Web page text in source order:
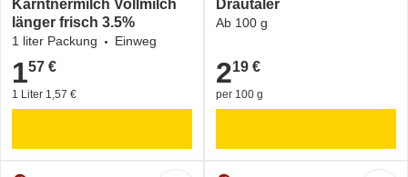
Kärntnermilch Vollmilch
länger frisch 3.5%
1 liter Packung Einweg
1,57 €
157 €
1 Liter 1,57 €
Drautaler
Ab 100 g
2,19 €
219 €
per 100 g